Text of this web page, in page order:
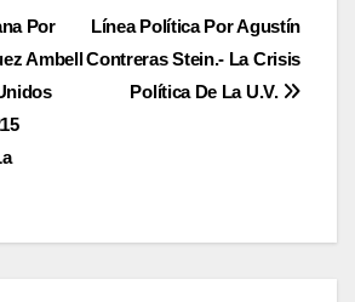
Línea Política Por Agustín
Contreras Stein.- La Crisis
Política De La U.V.
Por
Ambell